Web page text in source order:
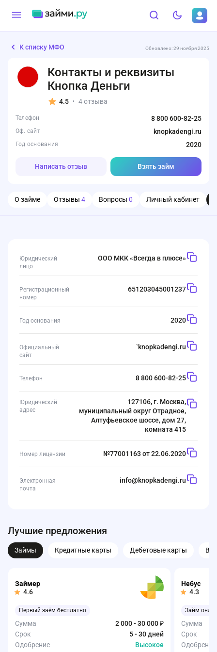
К списку МФО Обновлено: 29 ноября 2025
Контакты и реквизиты
Кнопка Деньги
4.5 • 4 отзыва
Телефон 8 800 600-82-25
Оф. сайт knopkadengi.ru
Год основания 2020
Написать отзыв Взять займ
О займе Отзывы 4 Вопросы 0 Личный кабинет
Юридический
лицо
ООО МКК «Всегда в плюсе»
Регистрационный
номер
651203045001237
Год основания 2020
Официальный
сайт
`knopkadengi.ru
Телефон 8 800 600-82-25
Юридический
адрес
127106, г. Москва,
муниципальный округ Отрадное,
Алтуфьевское шоссе, дом 27,
комната 415
Номер лицензии №77001163 от 22.06.2020
Электронная
почта
info@knopkadengi.ru
Лучшие предложения
Займы Кредитные карты Дебетовые карты
Займер
4.6
Первый заём бесплатно
Сумма
2 000 - 30 000 ₽
Срок
5 - 30 дней
Одобрение
Высокое
Небус
4.3
Займ
Сумма
Срок
Одобрение